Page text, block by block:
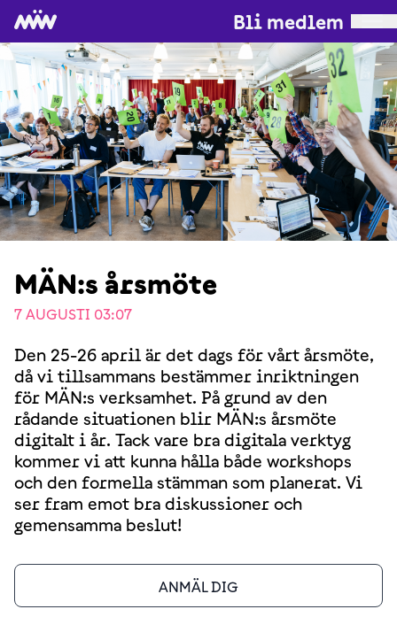
Bli medlem
MÄN:s årsmöte
7 AUGUSTI 03:07
Den 25-26 april är det dags för vårt årsmöte,
då vi tillsammans bestämmer inriktningen
för MÄN:s verksamhet. På grund av den
rådande situationen blir MÄN:s årsmöte
digitalt i år. Tack vare bra digitala verktyg
kommer vi att kunna hålla både workshops
och den formella stämman som planerat. Vi
ser fram emot bra diskussioner och
gemensamma beslut!
ANMÄL DIG